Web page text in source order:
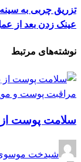
تزریق چربی به
عینک زدن بعد از
نوشته‌های مرتبط
مراقبت پوست و مو
سلامت پوست از
شیدخت